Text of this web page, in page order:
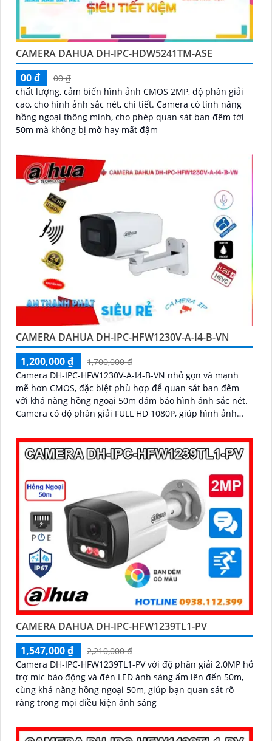
CAMERA DAHUA DH-IPC-HDW5241TM-ASE
00 ₫
00 ₫
chất lượng, cảm biến hình ảnh CMOS 2MP, độ phân giải
cao, cho hình ảnh sắc nét, chi tiết. Camera có tính năng
hồng ngoại thông minh, cho phép quan sát ban đêm tới
50m mà không bị mờ hay mất đậm
CAMERA DAHUA DH-IPC-HFW1230V-A-I4-B-VN
1,200,000 ₫
1,700,000 ₫
Camera DH-IPC-HFW1230V-A-I4-B-VN nhỏ gọn và mạnh
mẽ hơn CMOS, đặc biệt phù hợp để quan sát ban đêm
với khả năng hồng ngoại 50m đảm bảo hình ảnh sắc nét.
Camera có độ phân giải FULL HD 1080P, giúp hình ảnh
CAMERA DAHUA DH-IPC-HFW1239TL1-PV
1,547,000 ₫
2,210,000 ₫
Camera DH-IPC-HFW1239TL1-PV với độ phân giải 2.0MP hỗ
trợ mic báo động và đèn LED ánh sáng ấm lên đến 50m,
cùng khả năng hồng ngoại 50m, giúp bạn quan sát rõ
ràng trong mọi điều kiện ánh sáng